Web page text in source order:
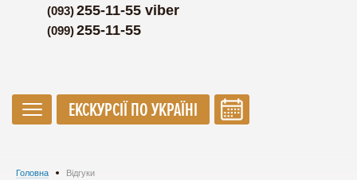
(093)255-11-55 viber
(099)255-11-55
ЕКСКУРСІЇ ПО УКРАЇНІ
Головна Відгуки